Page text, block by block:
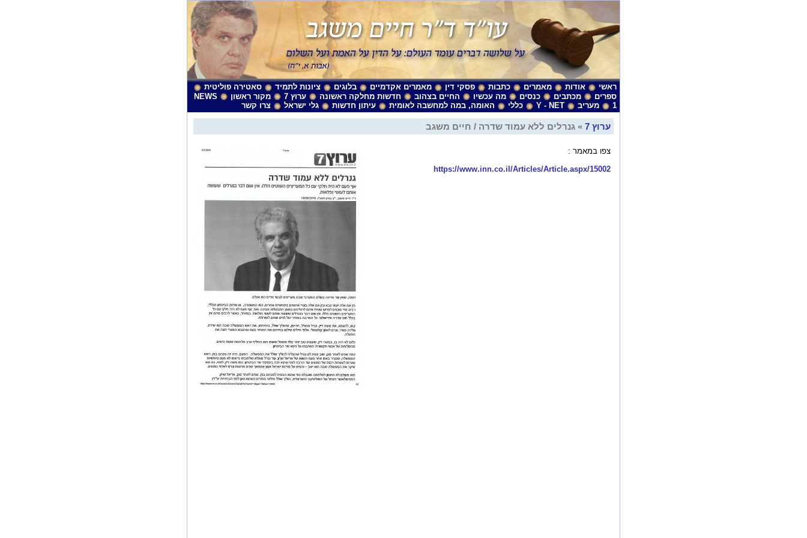
ראשי אודות מאמרים כתבות פסקי דין מאמרים אקדמיים בלוגים ציונות לתמיד
סאטירה פוליטית
ספרים
מכתבים כנסים מה עכשיו החיים בצהוב חדשות מחלקה ראשונה ערוץ 7 מקור ראשון
NEWS
1
מעריב Y - NET כללי האומה, במה למחשבה לאומית עיתון חדשות גלי ישראל צרו קשר
ערוץ 7 » גנרלים ללא עמוד שדרה / חיים משגב
צפו במאמר :
https://www.inn.co.il/Articles/Article.aspx/15002